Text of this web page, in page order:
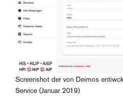
Screenshot der von Deimos
Service (Januar 2019)